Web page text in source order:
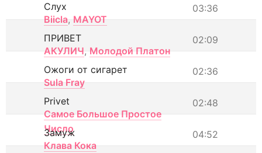
03:36
Слух
Biicla, MAYOT
02:09
ПРИВЕТ
АКУЛИЧ, Молодой Платон
02:36
Ожоги от сигарет
Sula Fray
02:48
Privet
Самое Большое Простое
Число
04:52
Замуж
Клава Кока